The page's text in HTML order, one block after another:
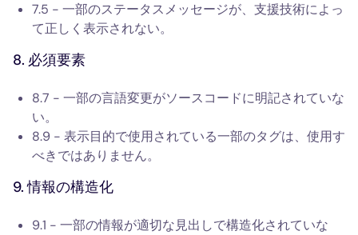
7.5 - 一部のステータスメッセージが、支援技術によっ
て正しく表示されない。
8. 必須要素
8.7 - 一部の言語変更がソースコードに明記されていな
い。
8.9 - 表示目的で使用されている一部のタグは、使用す
べきではありません。
9. 情報の構造化
9.1 - 一部の情報が適切な見出しで構造化されていな